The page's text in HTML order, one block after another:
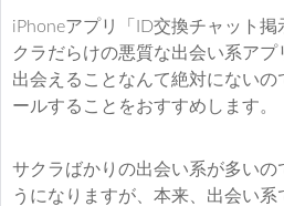
iPhoneアプリ「ID交換チャット
クラだらけの悪質な出会い系ア
出会えることなんて絶対にないの
ールすることをおすすめします。
サクラばかりの出会い系が多い
うになりますが、本来、出会い